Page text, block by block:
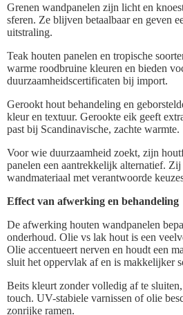
Grenen wandpanelen zijn licht en
sferen. Ze blijven betaalbaar en geven
uitstraling.
Teak houten panelen en tropische
warme roodbruine kleuren en bieden
duurzaamheidscertificaten bij import.
Gerookt hout behandeling en
kleur en textuur. Gerookte eik geeft
past bij Scandinavische, zachte warmte.
Voor wie duurzaamheid zoekt, zijn
panelen een aantrekkelijk alternatief.
wandmateriaal met verantwoorde
Effect van afwerking en behandeling
De afwerking houten wandpanelen
onderhoud. Olie vs lak hout is een
Olie accentueert nerven en houdt een
sluit het oppervlak af en is makkelijker
Beits kleurt zonder volledig af te
touch. UV-stabiele varnissen of olie
zonrijke ramen.